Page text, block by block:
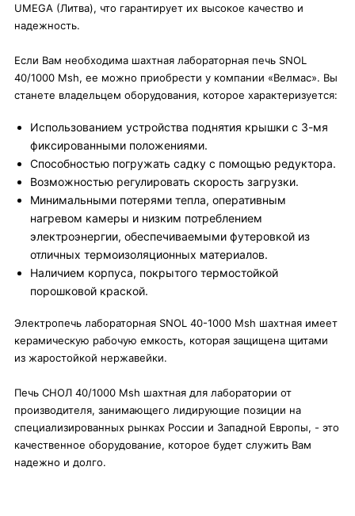
UMEGA (Литва), что гарантирует их высокое качество и
надежность.
Если Вам необходима шахтная лабораторная печь SNOL
40/1000 Msh, ее можно приобрести у компании «Велмас». Вы
станете владельцем оборудования, которое характеризуется:
Использованием устройства поднятия крышки с 3-мя
фиксированными положениями.
Способностью погружать садку с помощью редуктора.
Возможностью регулировать скорость загрузки.
Минимальными потерями тепла, оперативным
нагревом камеры и низким потреблением
электроэнергии, обеспечиваемыми футеровкой из
отличных термоизоляционных материалов.
Наличием корпуса, покрытого термостойкой
порошковой краской.
Электропечь лабораторная SNOL 40-1000 Msh шахтная имеет
керамическую рабочую емкость, которая защищена щитами
из жаростойкой нержавейки.
Печь СНОЛ 40/1000 Msh шахтная для лаборатории от
производителя, занимающего лидирующие позиции на
специализированных рынках России и Западной Европы, - это
качественное оборудование, которое будет служить Вам
надежно и долго.